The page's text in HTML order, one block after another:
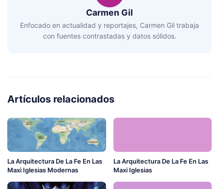
Carmen Gil
Enfocado en actualidad y reportajes, Carmen Gil trabaja
con fuentes contrastadas y datos sólidos.
Artículos relacionados
La Arquitectura De La Fe En Las
Maxi Iglesias Modernas
La Arquitectura De La Fe En Las
Maxi Iglesias